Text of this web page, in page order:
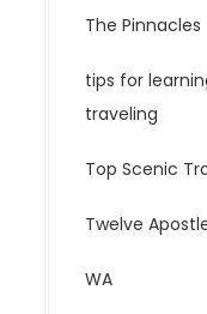
The Pinnacles
tips for
traveling
Top Scenic
Twelve
WA